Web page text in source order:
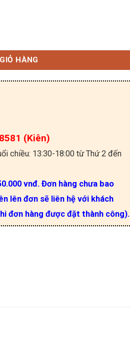
HÀNG
(Kiên)
chiều: 13:30-18:00 từ Thứ 2 đến
vnđ. Đơn hàng chưa bao
lên đơn sẽ liên hệ với khách
đơn hàng được đặt thành công).